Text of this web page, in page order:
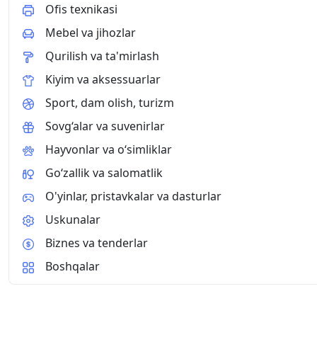
Ofis texnikasi
Mebel va jihozlar
Qurilish va ta'mirlash
Kiyim va aksessuarlar
Sport, dam olish, turizm
Sovg‘alar va suvenirlar
Hayvonlar va o‘simliklar
Go‘zallik va salomatlik
O'yinlar, pristavkalar va dasturlar
Uskunalar
Biznes va tenderlar
Boshqalar